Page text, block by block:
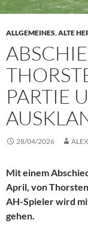
ALLGEMEINES,ALTE
PARTIE
28/04/2026
Mit einem
April, von
AH-Spieler wird
gehen.